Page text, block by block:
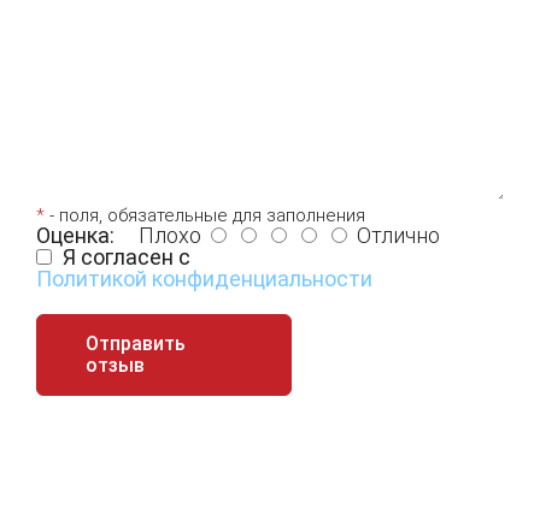
* - поля, обязательные для заполнения
Оценка: Плохо
Отлично
Я согласен с
Политикой конфиденциальности
Отправить
отзыв